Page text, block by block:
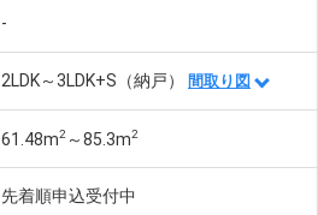
-
2LDK～3LDK+S（納戸） 間取り図
61.48m2 ～85.3m2
先着順申込受付中